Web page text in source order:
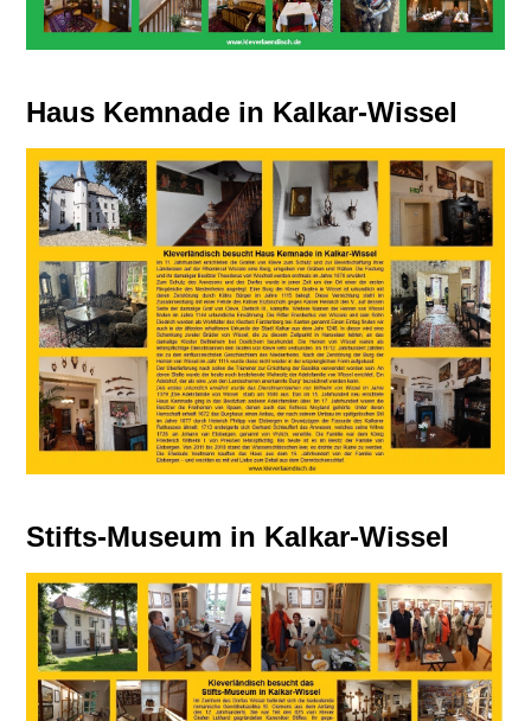
Haus Kemnade in Kalkar-Wissel
Stifts-Museum in Kalkar-Wissel